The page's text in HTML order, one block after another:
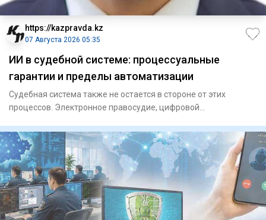
https://kazpravda.kz
07 Августа 2026 05:35
ИИ в судебной системе: процессуальные
гарантии и пределы автоматизации
Судебная система также не остается в стороне от этих
процессов. Электронное правосудие, цифровой